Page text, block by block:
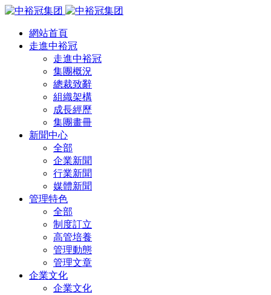
網站首頁
走進中裕冠
走進中裕冠
集團概況
總裁致辭
組織架構
成長經歷
集團畫冊
新聞中心
全部
企業新聞
行業新聞
媒體新聞
管理特色
全部
制度訂立
高管培養
管理動態
管理文章
企業文化
企業文化